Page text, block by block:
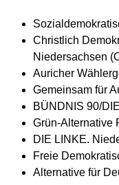
Christlich
Niedersachsen
Auricher
Gemeinsam für
BÜNDNIS 90/
Grün-Alternative
DIE LINKE.
Freie
Alternative für